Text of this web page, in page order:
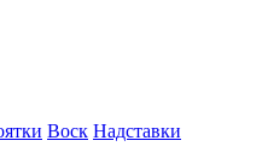
Воск Надставки